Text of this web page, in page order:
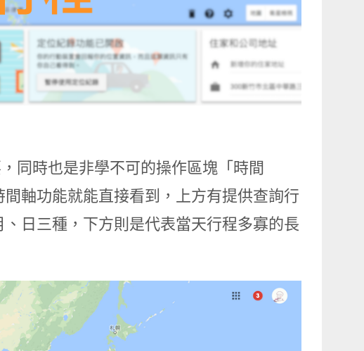
同時也是非學不可的操作區塊「時間
軸功能就能直接看到，上方有提供查詢行
日三種，下方則是代表當天行程多寡的長